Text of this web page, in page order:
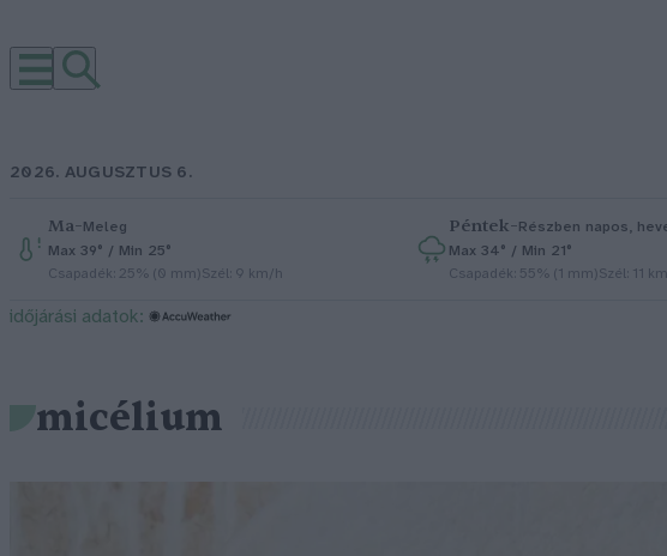
2026. AUGUSZTUS 6.
Ma–Meleg
Max 39° / Min 25°
Csapadék: 25% (0 mm)Szél: 9 km/h
Péntek–Részben napos,
Max 34° / Min 21°
Csapadék: 55% (1 mm)Szél: 11
időjárási adatok:
micélium